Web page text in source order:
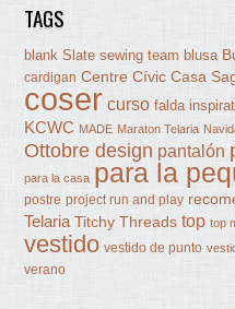
TAGS
blank Slate sewing team blusa
cardigan Centre Cívic Casa
coser curso falda
KCWC MADE Maraton Telaria
Ottobre design pantalón
para la casa para la
postre project run and play
Telaria Titchy Threads top top
vestido vestido de punto
verano